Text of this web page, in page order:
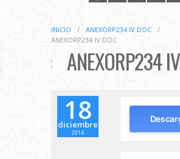
INICIO / ANEXORP234 IV.DOC
/
ANEXORP234 IV.DOC
ANEXORP234
18
diciembre
2014